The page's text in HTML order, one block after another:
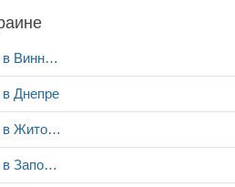
Виннице
Днепре
Житомире
Запорожье